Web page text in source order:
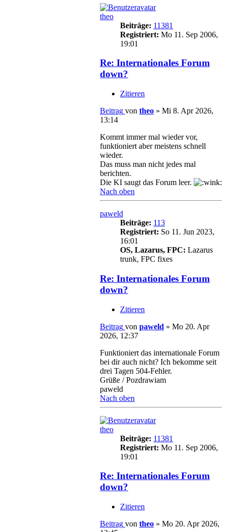
theo
Beiträge: 11381
Registriert: Mo 11. Sep 2006,
19:01
Re: Internationales Forum
down?
Zitieren
Beitrag von theo » Mi 8. Apr 2026,
13:14
Kommt immer mal wieder vor,
funktioniert aber meistens schnell
wieder.
Das muss man nicht jedes mal
berichten.
Die KI saugt das Forum leer.
Nach oben
paweld
Beiträge: 113
Registriert: So 11. Jun 2023,
16:01
OS, Lazarus, FPC: Lazarus
trunk, FPC fixes
Re: Internationales Forum
down?
Zitieren
Beitrag von paweld » Mo 20. Apr
2026, 12:37
Funktioniert das internationale Forum
bei dir auch nicht? Ich bekomme seit
drei Tagen 504-Fehler.
Grüße / Pozdrawiam
paweld
Nach oben
theo
Beiträge: 11381
Registriert: Mo 11. Sep 2006,
19:01
Re: Internationales Forum
down?
Zitieren
Beitrag von theo » Mo 20. Apr 2026,